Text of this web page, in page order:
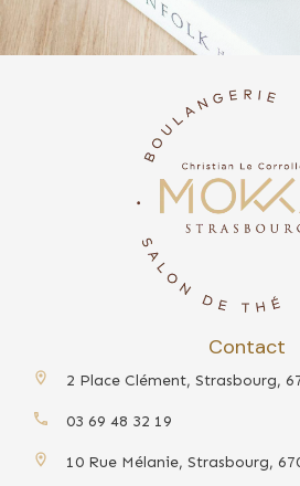
Contact
2 Place Clément, Strasbourg,
03 69 48 32 19
10 Rue Mélanie, Strasbourg,